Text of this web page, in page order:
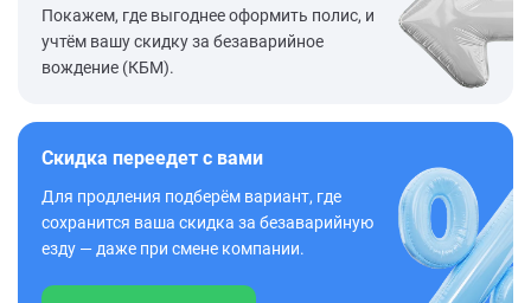
Покажем, где выгоднее оформить полис, и
учтём вашу скидку за безаварийное
вождение (КБМ).
Скидка переедет с вами
Для продления подберём вариант, где
сохранится ваша скидка за безаварийную
езду — даже при смене компании.